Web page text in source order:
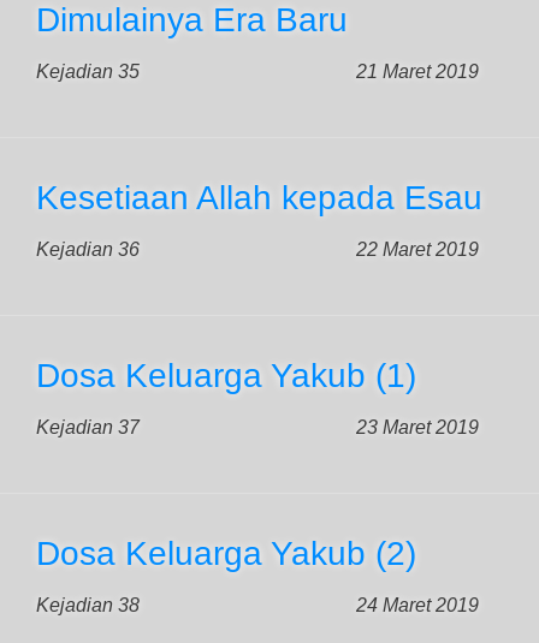
Dimulainya Era Baru
Kejadian 35 21 Maret 2019
Kesetiaan Allah kepada Esau
Kejadian 36 22 Maret 2019
Dosa Keluarga Yakub (1)
Kejadian 37 23 Maret 2019
Dosa Keluarga Yakub (2)
Kejadian 38 24 Maret 2019